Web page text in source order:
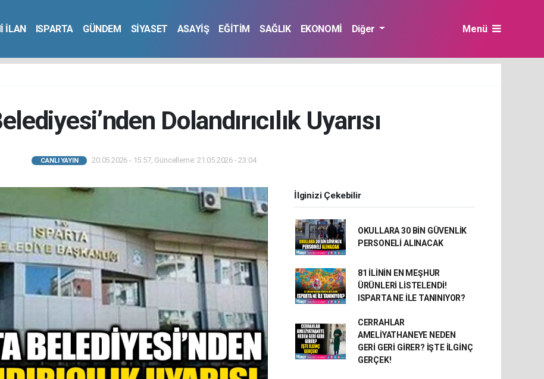
İLAN ISPARTA GÜNDEM SİYASET ASAYİŞ EĞİTİM SAĞLIK EKONOMİ Diğer Menü
Dolandırıcılık Uyarısı
CANLI YAYIN 20.05.2026 - 15:57, Güncelleme: 21.05.2026 - 23:04
İlginizi Çekebilir
OKULLARA 30 BİN GÜVENLİK
PERSONELİ ALINACAK
81 İLİNİN EN MEŞHUR
ÜRÜNLERİ LİSTELENDİ!
ISPARTA NE İLE TANINIYOR?
CERRAHLAR
AMELİYATHANEYE NEDEN
GERİ GERİ GİRER? İŞTE İLGİNÇ
GERÇEK!